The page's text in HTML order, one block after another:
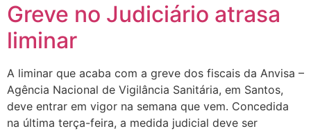
Greve no Judiciário atrasa
liminar
A liminar que acaba com a greve dos fiscais da Anvisa –
Agência Nacional de Vigilância Sanitária, em Santos,
deve entrar em vigor na semana que vem. Concedida
na última terça-feira, a medida judicial deve ser